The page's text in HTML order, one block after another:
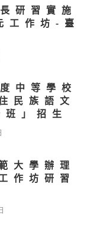
研習實施
工作坊-臺
中等學校
民族語文
」招生
大學辦理
作坊研習